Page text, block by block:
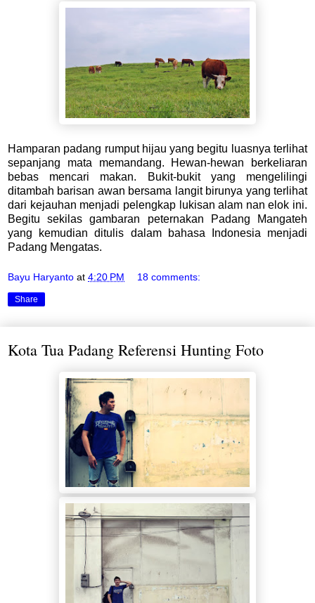
Hamparan padang rumput hijau yang begitu luasnya terlihat
sepanjang mata memandang. Hewan-hewan berkeliaran
bebas mencari makan. Bukit-bukit yang mengelilingi
ditambah barisan awan bersama langit birunya yang terlihat
dari kejauhan menjadi pelengkap lukisan alam nan elok ini.
Begitu sekilas gambaran peternakan Padang Mangateh
yang kemudian ditulis dalam bahasa Indonesia menjadi
Padang Mengatas.
Bayu Haryanto at 4:20 PM 18 comments:
Share
Kota Tua Padang Referensi Hunting Foto